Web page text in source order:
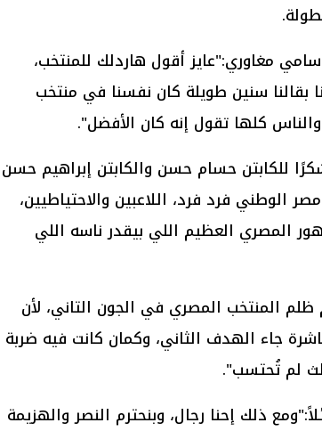
مغاوري:"عايز أقول هاردلك للمنتخب،
بقالنا سنين طويلة كان نفسنا في منتخب
كلها تقول إنه كان الأفضل".
للكابتن حسام حسن والكابتن إبراهيم حسن
الوطني فرد فرد، اللاعبين والاحتياطيين،
المصري العظيم اللي بيقدر ناسه اللي
المنتخب المصري في الجون التاني، لأن
جاء الهدف الثاني، وكمان كانت فيه ضربة
لم تُحتسب".
ذلك إحنا رجال، وبنحترم النصر والهزيمة